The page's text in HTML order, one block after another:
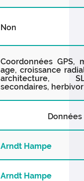
Non
Coordonnées GPS,
age, croissance
architecture,
secondaires,
Arndt Hampe
Arndt Hampe